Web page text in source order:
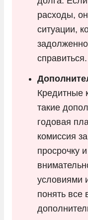
расходы, он
ситуации,
справиться.
Кредитные
такие
годовая
комиссия
просрочку
условиями
понять все